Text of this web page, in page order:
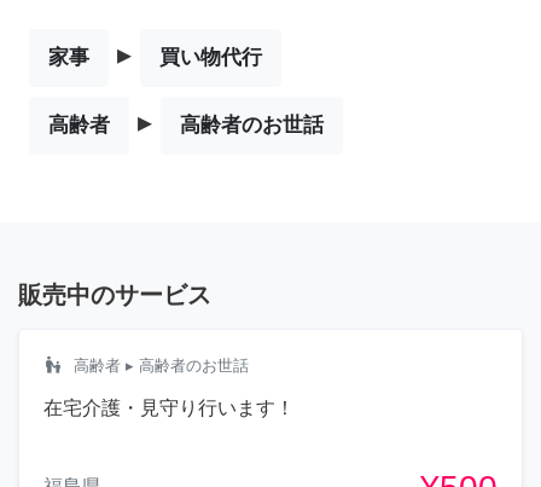
家事 ▸ 買い物代行
高齢者 ▸ 高齢者のお世話
販売中のサービス
escalator_warning 高齢者 ▸ 高齢者のお世話
在宅介護・見守り行います！